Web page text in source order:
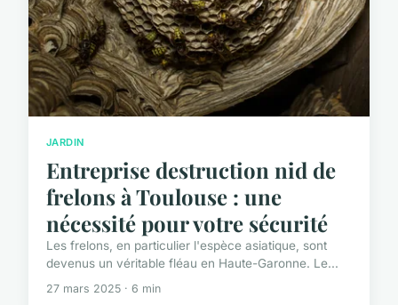
JARDIN
Entreprise destruction nid de
frelons à Toulouse : une
nécessité pour votre sécurité
Les frelons, en particulier l'espèce asiatique, sont
devenus un véritable fléau en Haute-Garonne. Le...
27 mars 2025 · 6 min